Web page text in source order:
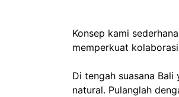
Konsep kami
memperkuat
Di tengah suasana
natural. Pulanglah